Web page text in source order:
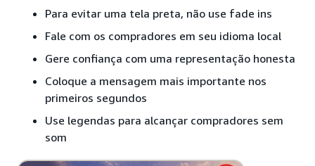
Para evitar uma tela preta, não use fade ins
Fale com os compradores em seu idioma local
Gere confiança com uma representação honesta
Coloque a mensagem mais importante nos
primeiros segundos
Use legendas para alcançar compradores sem
som